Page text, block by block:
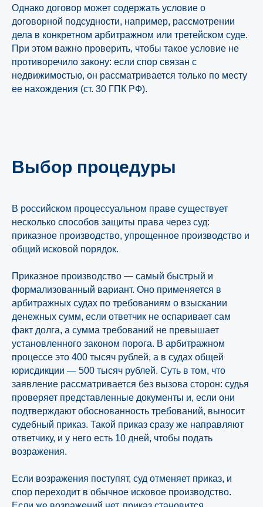
Однако договор может содержать условие о
договорной подсудности, например, рассмотрении
дела в конкретном арбитражном или третейском суде.
При этом важно проверить, чтобы такое условие не
противоречило закону: если спор связан с
недвижимостью, он рассматривается только по месту
ее нахождения (ст. 30 ГПК РФ).
Выбор процедуры
В российском процессуальном праве существует
несколько способов защиты права через суд:
приказное производство, упрощенное производство и
общий исковой порядок.
Приказное производство — самый быстрый и
формализованный вариант. Оно применяется в
арбитражных судах по требованиям о взыскании
денежных сумм, если ответчик не оспаривает сам
факт долга, а сумма требований не превышает
установленного законом порога. В арбитражном
процессе это 400 тысяч рублей, а в судах общей
юрисдикции — 500 тысяч рублей. Суть в том, что
заявление рассматривается без вызова сторон: судья
проверяет представленные документы и, если они
подтверждают обоснованность требований, выносит
судебный приказ. Такой приказ сразу же направляют
ответчику, и у него есть 10 дней, чтобы подать
возражения.
Если возражения поступят, суд отменяет приказ, и
спор переходит в обычное исковое производство.